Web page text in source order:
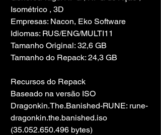
Isométrico , 3D
Empresas: Nacon, Eko Software
Idiomas: RUS/ENG/MULTI11
Tamanho Original: 32,6 GB
Tamanho do Repack: 24,3 GB
Recursos do Repack
Baseado na versão ISO
Dragonkin.The.Banished-RUNE: rune-
dragonkin.the.banished.iso
(35.052.650.496 bytes)